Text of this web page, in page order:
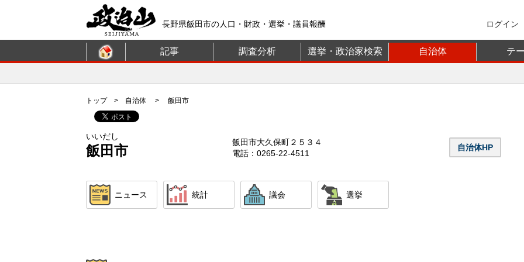
長野県飯田市の人口・財政・選挙・議員報酬 ログイン
記事 調査分析 選挙・政治家検索 自治体 テ
トップ> 自治体 > 飯田市
いいだし
飯田市
飯田市大久保町２５３４
電話：0265-22-4511
自治体HP
ニュース 統計 議会 選挙